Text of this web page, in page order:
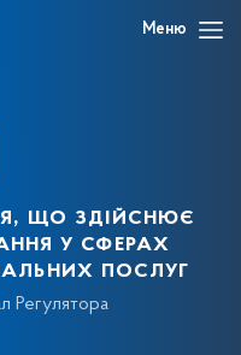
Меню
що здійснює
у сферах
послуг
Регулятора